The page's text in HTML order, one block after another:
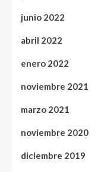
junio 2022
abril 2022
enero 2022
noviembre 2021
marzo 2021
noviembre 2020
diciembre 2019